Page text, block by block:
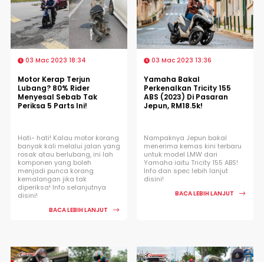
03 Mac 2023 18:34
Motor Kerap Terjun
Lubang? 80% Rider
Menyesal Sebab Tak
Periksa 5 Parts Ini!
Hati- hati! Kalau motor korang
banyak kali melalui jalan yang
rosak atau berlubang, ini lah
komponen yang boleh
menjadi punca korang
kemalangan jika tak
diperiksa! Info selanjutnya
disini!
BACA LEBIH LANJUT
03 Mac 2023 13:36
Yamaha Bakal
Perkenalkan Tricity 155
ABS (2023) Di Pasaran
Jepun, RM18.5k!
Nampaknya Jepun bakal
menerima kemas kini terbaru
untuk model LMW dari
Yamaha iaitu Tricity 155 ABS!
Info dan spec lebih lanjut
disini!
BACA LEBIH LANJUT